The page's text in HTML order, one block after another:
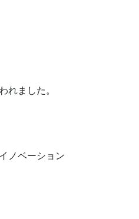
れました。
ノベーション